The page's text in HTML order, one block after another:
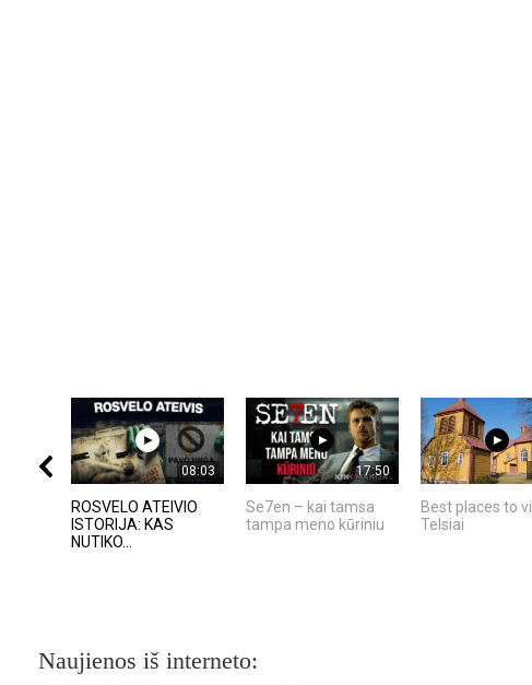
08:03
ROSVELO ATEIVIO
ISTORIJA: KAS
NUTIKO...
17:50
Se7en – kai tamsa
tampa meno kūriniu
Best places to
Telsiai
Naujienos iš interneto: